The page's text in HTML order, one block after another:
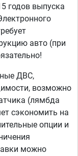
годов выпуска
авто (при
ДВС,
возможно
(лямбда
сэкономить на
опции и
можно